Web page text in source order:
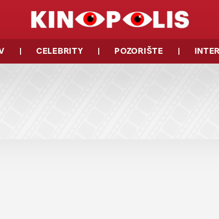
CELEBRITY POZORIŠTE